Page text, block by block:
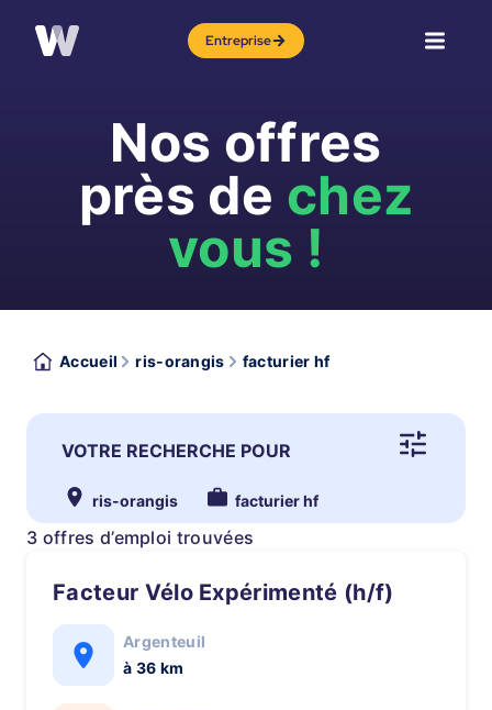
Entreprise
Nos offres
près de chez
vous !
Accueil ris-orangis facturier hf
VOTRE RECHERCHE POUR
ris-orangis facturier hf
3 offres d’emploi trouvées
Facteur Vélo Expérimenté (h/f)
Argenteuil
à 36 km